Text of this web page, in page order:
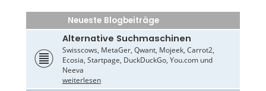
Neueste Blogbeiträge
Alternative Suchmaschinen
Swisscows, MetaGer, Qwant, Mojeek, Carrot2,
Ecosia, Startpage, DuckDuckGo, You.com und
Neeva
weiterlesen